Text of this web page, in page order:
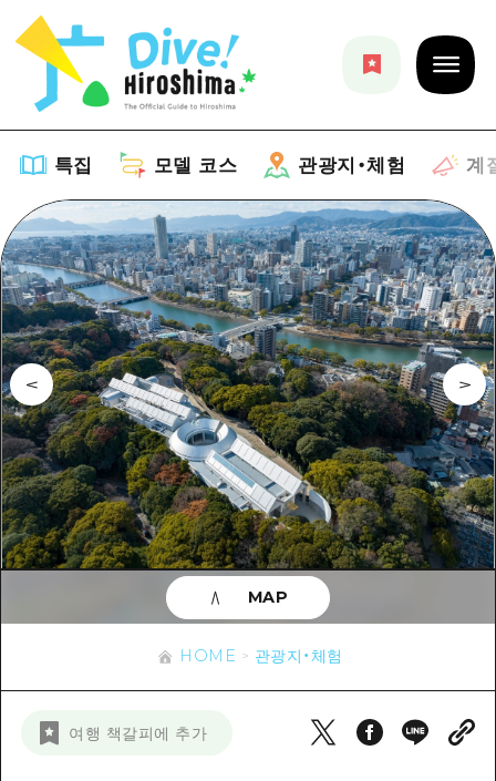
특집 모델 코스 관광지・체험 계
특집
목록
추천
아트
이벤트/축제
음식/술
사이클링
쇼핑
스포츠
나이트 라이프
모델 코스
목록
Dive! Hiroshima 공식 가이드
Hiroshima Moshimo Travel
히로시마시 주변
아키(安芸)
빈고(備後)
미야지마(宮島) 주변
관광지・체험
목록
히로시마시 주변
아키(安芸)
빈고(備後)
비북(備北)
게이호쿠(芸北)
야마구치(山口)현 동부
계절 정보
이벤트
유용한 정보
목록
접근
뉴스
HOME 관광지・체험
여행 책갈피에 추가
MAP